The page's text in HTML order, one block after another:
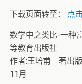
下载页面转至： 点
数学中之类比-一种
等教育出版社
作者:王培甫 著出版
11月